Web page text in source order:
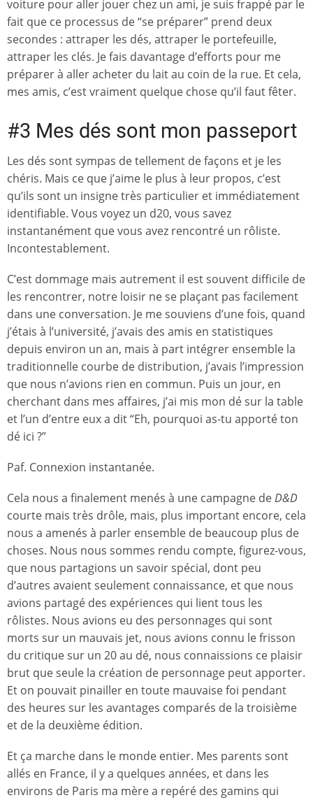
voiture pour aller jouer chez un ami, je suis frappé par le
fait que ce processus de “se préparer” prend deux
secondes : attraper les dés, attraper le portefeuille,
attraper les clés. Je fais davantage d’efforts pour me
préparer à aller acheter du lait au coin de la rue. Et cela,
mes amis, c’est vraiment quelque chose qu’il faut fêter.
#3 Mes dés sont mon passeport
Les dés sont sympas de tellement de façons et je les
chéris. Mais ce que j’aime le plus à leur propos, c’est
qu’ils sont un insigne très particulier et immédiatement
identifiable. Vous voyez un d20, vous savez
instantanément que vous avez rencontré un rôliste.
Incontestablement.
C’est dommage mais autrement il est souvent difficile de
les rencontrer, notre loisir ne se plaçant pas facilement
dans une conversation. Je me souviens d’une fois, quand
j’étais à l’université, j’avais des amis en statistiques
depuis environ un an, mais à part intégrer ensemble la
traditionnelle courbe de distribution, j’avais l’impression
que nous n’avions rien en commun. Puis un jour, en
cherchant dans mes affaires, j’ai mis mon dé sur la table
et l’un d’entre eux a dit “Eh, pourquoi as-tu apporté ton
dé ici ?”
Paf. Connexion instantanée.
Cela nous a finalement menés à une campagne deD&D
courte mais très drôle, mais, plus important encore, cela
nous a amenés à parler ensemble de beaucoup plus de
choses. Nous nous sommes rendu compte, figurez-vous,
que nous partagions un savoir spécial, dont peu
d’autres avaient seulement connaissance, et que nous
avions partagé des expériences qui lient tous les
rôlistes. Nous avions eu des personnages qui sont
morts sur un mauvais jet, nous avions connu le frisson
du critique sur un 20 au dé, nous connaissions ce plaisir
brut que seule la création de personnage peut apporter.
Et on pouvait pinailler en toute mauvaise foi pendant
des heures sur les avantages comparés de la troisième
et de la deuxième édition.
Et ça marche dans le monde entier. Mes parents sont
allés en France, il y a quelques années, et dans les
environs de Paris ma mère a repéré des gamins qui